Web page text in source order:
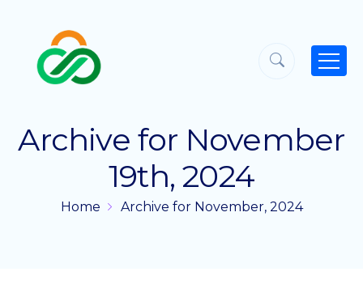
Archive for November
19th, 2024
Home Archive for November, 2024